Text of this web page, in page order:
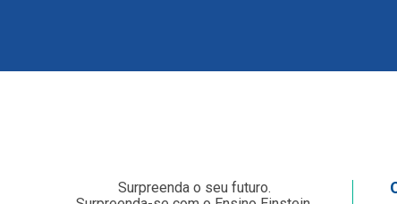
Surpreenda o seu futuro.